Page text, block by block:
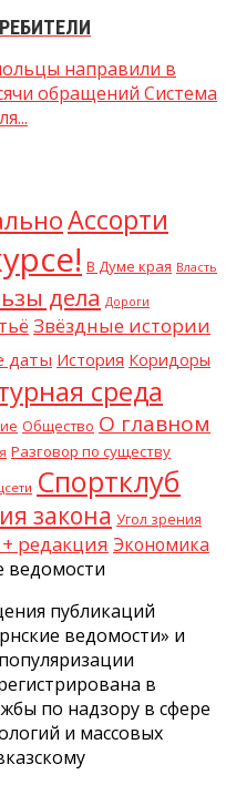
направили в
обращений Система
Ассорти
В Думе края Власть
дела Дороги
Звёздные истории
даты История Коридоры
среда
Общество О главном
Разговор по существу
Спортклуб
закона Угол зрения
редакция Экономика
публикаций
ведомости» и
в
по надзору в сфере
и массовых